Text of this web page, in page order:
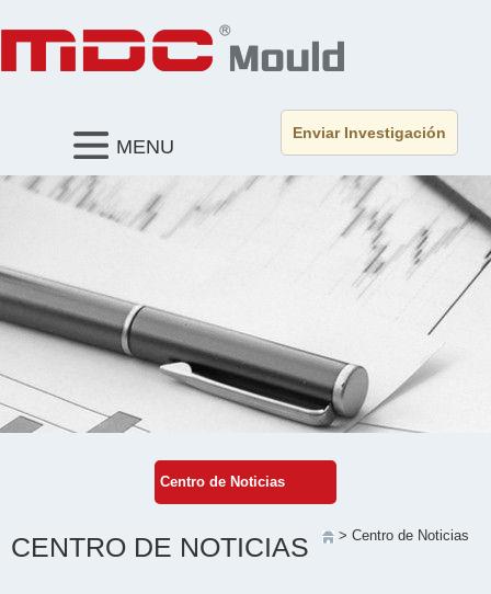
Enviar Investigación
MENU
Centro de Noticias
CENTRO DE NOTICIAS > Centro de Noticias